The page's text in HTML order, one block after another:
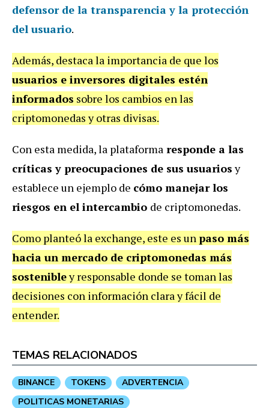
defensor de la transparencia y la protección
del usuario.
Además, destaca la importancia de que los
usuarios e inversores digitales estén
informados sobre los cambios en las
criptomonedas y otras divisas.
Con esta medida, la plataforma responde a las
críticas y preocupaciones de sus usuariosy
establece un ejemplo de cómo manejar los
riesgos en el intercambio de criptomonedas.
Como planteó la exchange, este es unpaso más
hacia un mercado de criptomonedas más
sostenibley responsable donde se toman las
decisiones con información clara y fácil de
entender.
TEMAS RELACIONADOS
BINANCE TOKENS
ADVERTENCIA
POLITICAS MONETARIAS